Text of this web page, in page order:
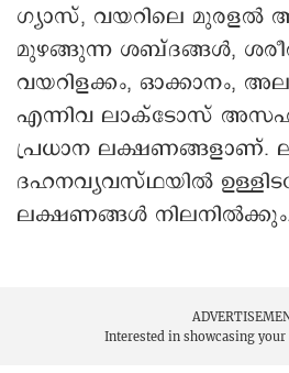
ഗ്യാസ്, വയറിലെ മുരളൽ
മുഴങ്ങുന്ന ശബ്ദങ്ങൾ,
വയറിളക്കം, ഓക്കാനം,
എന്നിവ ലാക്ടോസ്
പ്രധാന ലക്ഷണങ്ങളാണ്.
ദഹനവ്യവസ്ഥയിൽ
ലക്ഷണങ്ങൾ
Interested in showcasing your